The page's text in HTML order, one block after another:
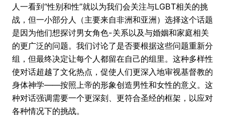
人一看到“性别和性”就以为我们会关注与LGBT相关的挑
战，但一小部分人（主要来自非洲和亚洲）选择这个话题
是因为他们想探讨男女角色-关系以及与婚姻和家庭相关
的更广泛的问题。我们讨论了是否要根据这些问题重新分
组，但最终决定让每个人都留在自己的组里。这种多样性
使对话超越了文化热点，促使人们更深入地审视基督教的
身体神学——按照上帝的形象创造男性和女性的意义。这
种对话强调需要一个更深刻、更符合圣经的框架，以应对
各种情况下的挑战。